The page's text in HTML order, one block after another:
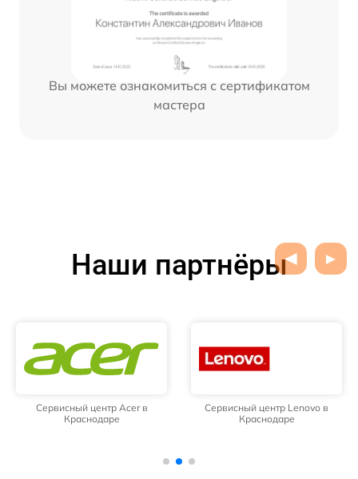
Вы можете ознакомиться с сертификатом
мастера
Наши партнёры
Сервисный центр Acer в
Краснодаре
Сервисный центр Lenovo в
Краснодаре